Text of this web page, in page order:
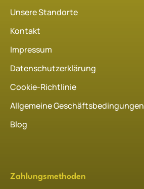
Unsere Standorte
Kontakt
Impressum
Datenschutzerklärung
Cookie-Richtlinie
Allgemeine Geschäftsbedingungen
Blog
Zahlungsmethoden